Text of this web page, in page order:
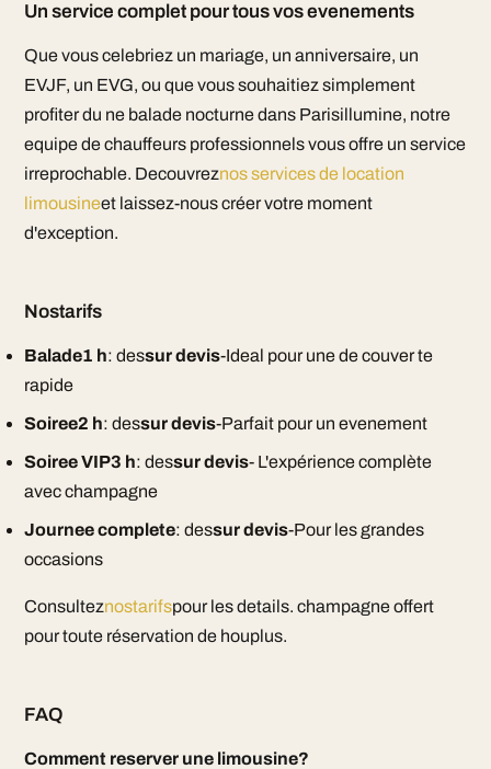
Un service complet pour tous vos evenements
Que vous celebriez un mariage, un anniversaire, un
EVJF, un EVG, ou que vous souhaitiez simplement
profiter du ne balade nocturne dans Parisillumine, notre
equipe de chauffeurs professionnels vous offre un service
irreprochable. Decouvreznos services de location
limousineet laissez-nous créer votre moment
d'exception.
Nostarifs
Balade1 h: dessur devis-Ideal pour une de couver te
rapide
Soiree2 h: dessur devis-Parfait pour un evenement
Soiree VIP3 h: dessur devis- L'expérience complète
avec champagne
Journee complete: dessur devis-Pour les grandes
occasions
Consulteznostarifspour les details. champagne offert
pour toute réservation de houplus.
FAQ
Comment reserver une limousine?